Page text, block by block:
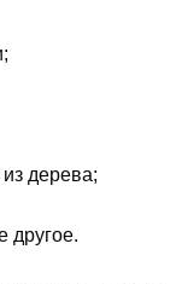
дерева;
другое.